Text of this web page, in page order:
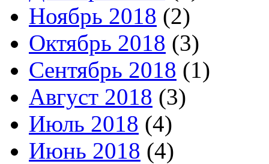
Ноябрь 2018 (2)
Октябрь 2018 (3)
Сентябрь 2018 (1)
Август 2018 (3)
Июль 2018 (4)
Июнь 2018 (4)